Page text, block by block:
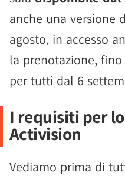
anche una versione
agosto, in accesso
la prenotazione,
per tutti dal 6
I requisiti per
Activision
Vediamo prima di